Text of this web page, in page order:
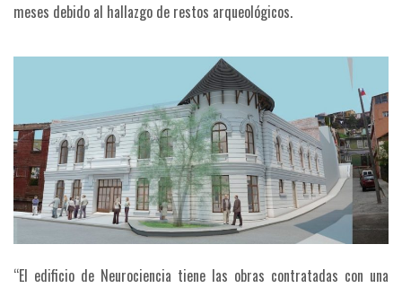
meses debido al hallazgo de restos arqueológicos.
“El edificio de Neurociencia tiene las obras contratadas con una